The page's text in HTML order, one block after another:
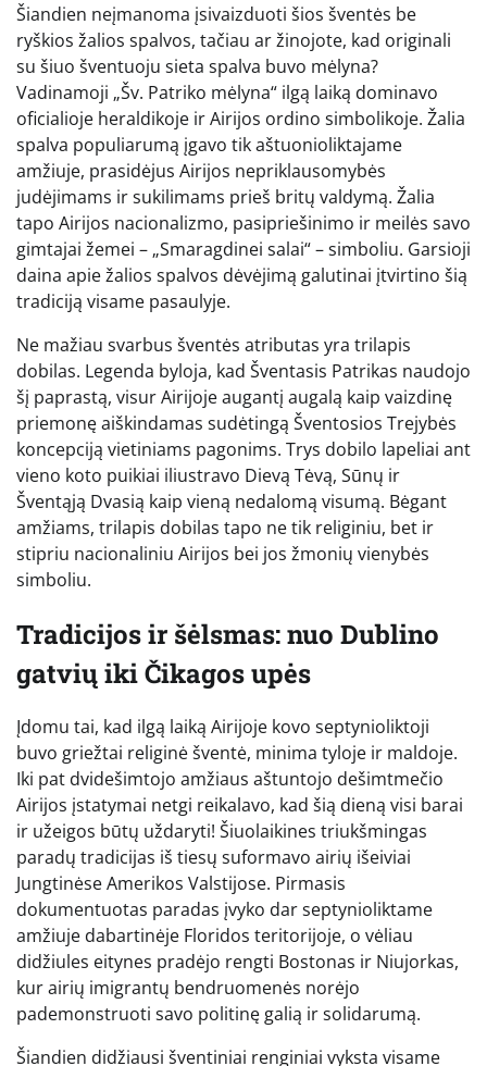
Šiandien neįmanoma įsivaizduoti šios šventės be
ryškios žalios spalvos, tačiau ar žinojote, kad originali
su šiuo šventuoju sieta spalva buvo mėlyna?
Vadinamoji „Šv. Patriko mėlyna“ ilgą laiką dominavo
oficialioje heraldikoje ir Airijos ordino simbolikoje. Žalia
spalva populiarumą įgavo tik aštuonioliktajame
amžiuje, prasidėjus Airijos nepriklausomybės
judėjimams ir sukilimams prieš britų valdymą. Žalia
tapo Airijos nacionalizmo, pasipriešinimo ir meilės savo
gimtajai žemei – „Smaragdinei salai“ – simboliu. Garsioji
daina apie žalios spalvos dėvėjimą galutinai įtvirtino šią
tradiciją visame pasaulyje.
Ne mažiau svarbus šventės atributas yra trilapis
dobilas. Legenda byloja, kad Šventasis Patrikas naudojo
šį paprastą, visur Airijoje augantį augalą kaip vaizdinę
priemonę aiškindamas sudėtingą Šventosios Trejybės
koncepciją vietiniams pagonims. Trys dobilo lapeliai ant
vieno koto puikiai iliustravo Dievą Tėvą, Sūnų ir
Šventąją Dvasią kaip vieną nedalomą visumą. Bėgant
amžiams, trilapis dobilas tapo ne tik religiniu, bet ir
stipriu nacionaliniu Airijos bei jos žmonių vienybės
simboliu.
Tradicijos ir šėlsmas: nuo Dublino
gatvių iki Čikagos upės
Įdomu tai, kad ilgą laiką Airijoje kovo septynioliktoji
buvo griežtai religinė šventė, minima tyloje ir maldoje.
Iki pat dvidešimtojo amžiaus aštuntojo dešimtmečio
Airijos įstatymai netgi reikalavo, kad šią dieną visi barai
ir užeigos būtų uždaryti! Šiuolaikines triukšmingas
paradų tradicijas iš tiesų suformavo airių išeiviai
Jungtinėse Amerikos Valstijose. Pirmasis
dokumentuotas paradas įvyko dar septynioliktame
amžiuje dabartinėje Floridos teritorijoje, o vėliau
didžiules eitynes pradėjo rengti Bostonas ir Niujorkas,
kur airių imigrantų bendruomenės norėjo
pademonstruoti savo politinę galią ir solidarumą.
Šiandien didžiausi šventiniai renginiai vyksta visame